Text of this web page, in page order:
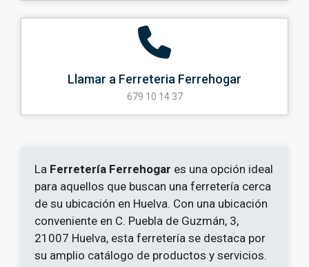
Llamar a Ferreteria Ferrehogar
679 10 14 37
La Ferretería Ferrehogar es una opción ideal
para aquellos que buscan una ferretería cerca
de su ubicación en Huelva. Con una ubicación
conveniente en C. Puebla de Guzmán, 3,
21007 Huelva, esta ferretería se destaca por
su amplio catálogo de productos y servicios.